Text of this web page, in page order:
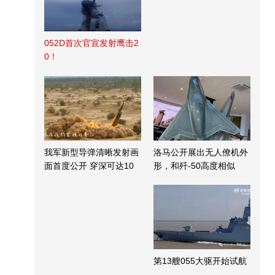
052D首次官宣发射鹰击2
0！
我军新型导弹清晰发射画
面首度公开 穿深可达10
洛马公开展出无人僚机外
形，和歼-50高度相似
第13艘055大驱开始试航